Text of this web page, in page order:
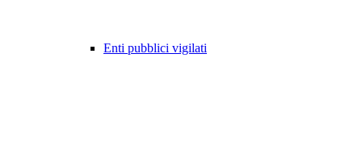
Enti pubblici vigilati